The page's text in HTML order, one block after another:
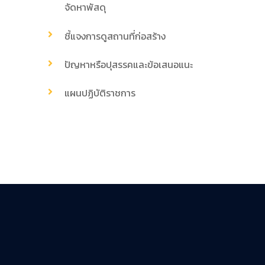
จัดหาพัสดุ
ชี้แจงการดูสถานที่ก่อสร้าง
ปัญหาหรือปุสรรคและข้อเสนอแนะ
แผนปฏิบัติราชการ